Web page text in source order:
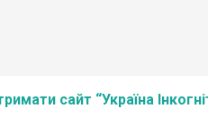
сайт “Україна